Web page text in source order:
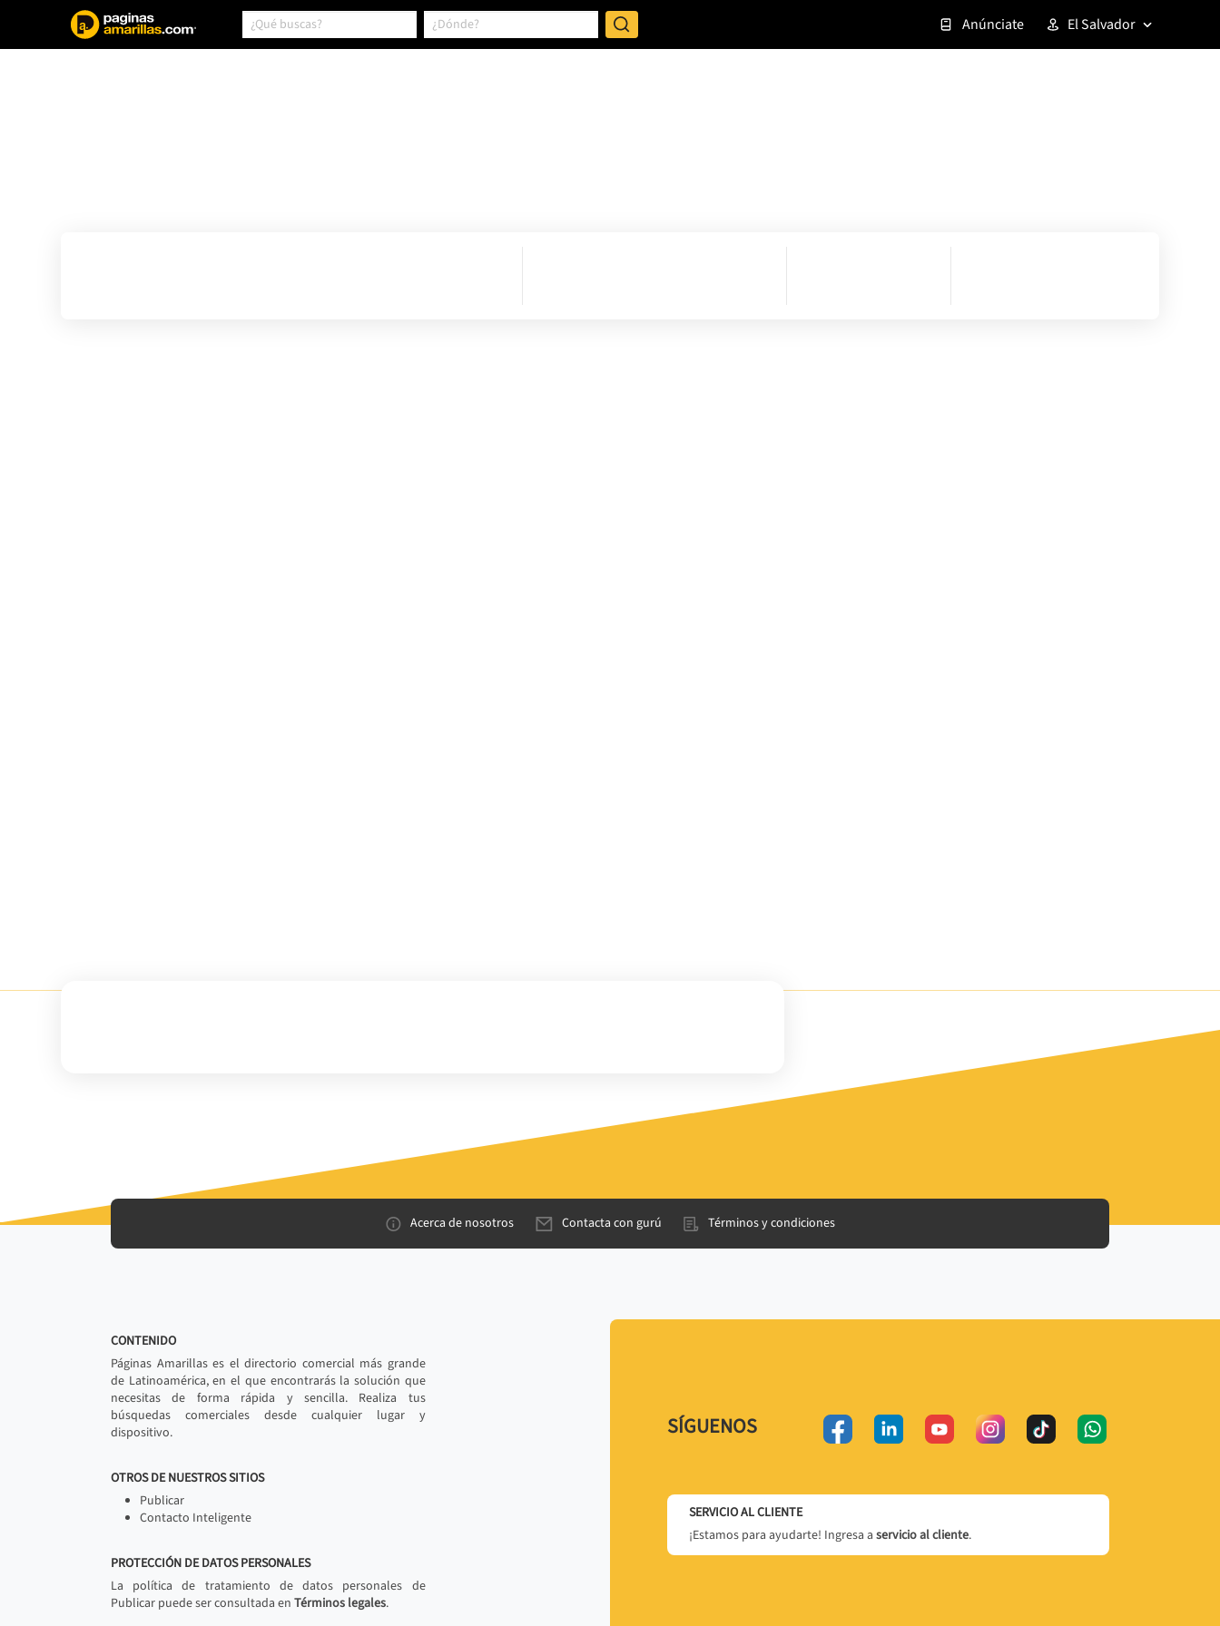
Anúnciate El Salvador
Acerca de nosotros Contacta con gurú Términos y condiciones
CONTENIDO
Páginas Amarillas es el directorio comercial más grande
de Latinoamérica, en el que encontrarás la solución que
necesitas de forma rápida y sencilla. Realiza tus
búsquedas comerciales desde cualquier lugar y
dispositivo.
OTROS DE NUESTROS SITIOS
Publicar
Contacto Inteligente
PROTECCIÓN DE DATOS PERSONALES
La política de tratamiento de datos personales de
Publicar puede ser consultada en Términos legales.
SÍGUENOS
SERVICIO AL CLIENTE
¡Estamos para ayudarte! Ingresa a servicio al cliente.